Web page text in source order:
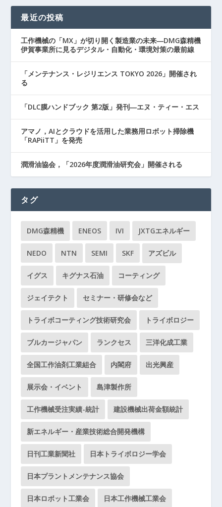
最近の投稿
工作機械の「MX」が切り開く製造業の未来―DMG森精機
伊賀事業所に見るデジタル・自動化・環境対策の最前線
「メンテナンス・レジリエンス TOKYO 2026」開催され
る
「DLC膜ハンドブック 第2版」発刊―エヌ・ティー・エス
アマノ，AIとクラウドを活用した業務用ロボット掃除機
「RAPiiTT」を発売
潤滑油協会，「2026年度潤滑油研究会」開催される
タグ
DMG森精機 ENEOS IVI JXTGエネルギー
NEDO NTN SEMI SKF アズビル
イグス キグナス石油 コーティング
ジェイテクト セミナー・研修会など
トライボコーティング技術研究会 トライボロジー
ブルカージャパン ランクセス 三洋化成工業
全国工作油剤工業組合 内閣府 出光興産
展示会・イベント 島津製作所
工作機械受注実績-統計 建設機械出荷金額統計
新エネルギー・産業技術総合開発機構
日刊工業新聞社 日本トライボロジー学会
日本プラントメンテナンス協会
日本ロボット工業会 日本工作機械工業会